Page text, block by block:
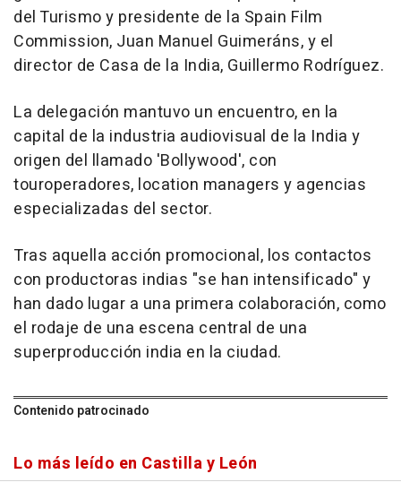
del Turismo y presidente de la Spain Film
Commission, Juan Manuel Guimeráns, y el
director de Casa de la India, Guillermo Rodríguez.
La delegación mantuvo un encuentro, en la
capital de la industria audiovisual de la India y
origen del llamado 'Bollywood', con
touroperadores, location managers y agencias
especializadas del sector.
Tras aquella acción promocional, los contactos
con productoras indias "se han intensificado" y
han dado lugar a una primera colaboración, como
el rodaje de una escena central de una
superproducción india en la ciudad.
Contenido patrocinado
Lo más leído en Castilla y León